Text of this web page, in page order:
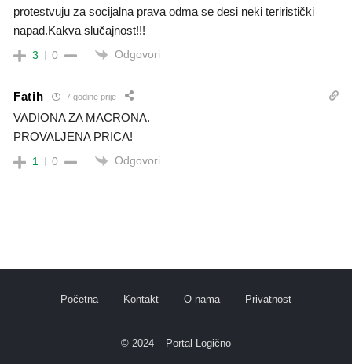
protestvuju za socijalna prava odma se desi neki teriristički
napad.Kakva slučajnost!!!
3 0 Odgovori
Fatih 7 godine prije
VADIONA ZA MACRONA.
PROVALJENA PRICA!
1 0 Odgovori
Početna Kontakt O nama Privatnost
© 2024 – Portal Logično